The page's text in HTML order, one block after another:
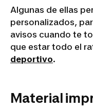
Algunas de ellas
personalizados,
avisos cuando te
que estar todo el
deportivo.
Material